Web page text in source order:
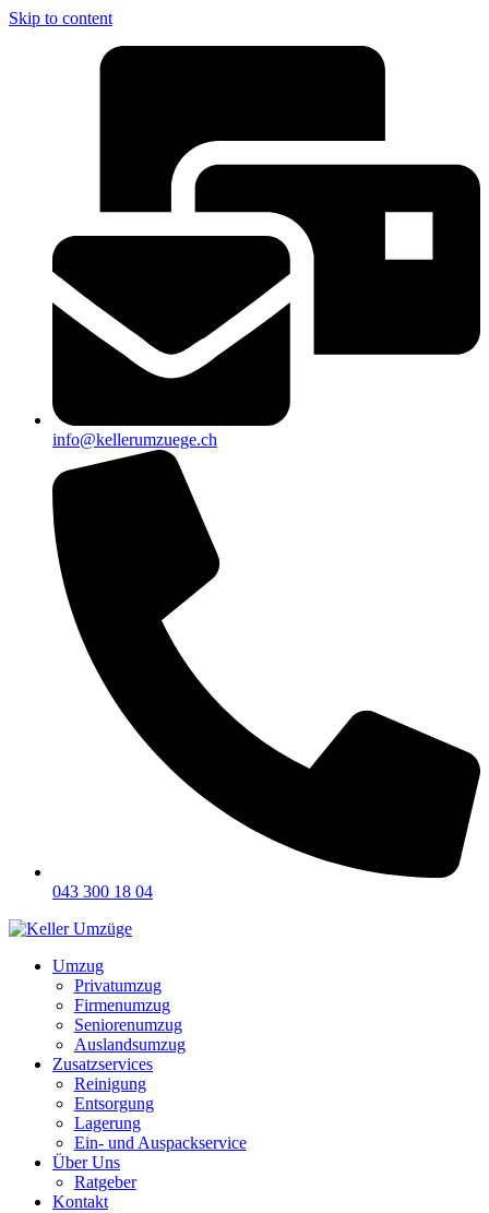
Skip to content
info@kellerumzuege.ch
043 300 18 04
Umzug
Privatumzug
Firmenumzug
Seniorenumzug
Auslandsumzug
Zusatzservices
Reinigung
Entsorgung
Lagerung
Ein- und Auspackservice
Über Uns
Ratgeber
Kontakt